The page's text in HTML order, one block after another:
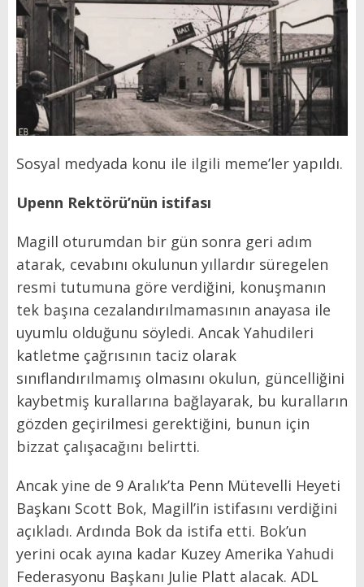
Sosyal medyada konu ile ilgili meme’ler yapıldı.
Upenn Rektörü’nün istifası
Magill oturumdan bir gün sonra geri adım
atarak, cevabını okulunun yıllardır süregelen
resmi tutumuna göre verdiğini, konuşmanın
tek başına cezalandırılmamasının anayasa ile
uyumlu olduğunu söyledi. Ancak Yahudileri
katletme çağrısının taciz olarak
sınıflandırılmamış olmasını okulun, güncelliğini
kaybetmiş kurallarına bağlayarak, bu kuralların
gözden geçirilmesi gerektiğini, bunun için
bizzat çalışacağını belirtti.
Ancak yine de 9 Aralık’ta Penn Mütevelli Heyeti
Başkanı Scott Bok, Magill’in istifasını verdiğini
açıkladı. Ardında Bok da istifa etti. Bok’un
yerini ocak ayına kadar Kuzey Amerika Yahudi
Federasyonu Başkanı Julie Platt alacak. ADL